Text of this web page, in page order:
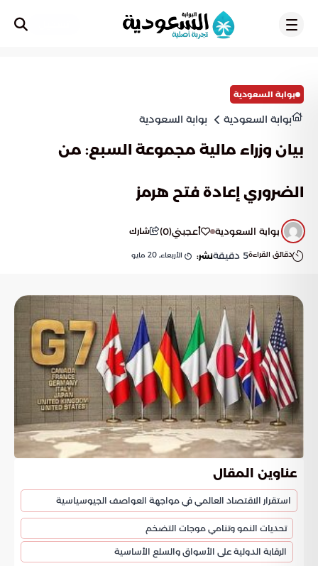
بوابة السعودية
بوابة السعودية بوابة السعودية
بيان وزراء مالية مجموعة السبع: من
الضروري إعادة فتح هرمز
بوابة السعودية أعجبني(
0
) شارك
دقائق القراءة5 دقيقةنشر: الأربعاء, 20 مايو
عناوين المقال
استقرار الاقتصاد العالمي في مواجهة العواصف الجيوسياسية
تحديات النمو وتنامي موجات التضخم
الرقابة الدولية على الأسواق والسلع الأساسية